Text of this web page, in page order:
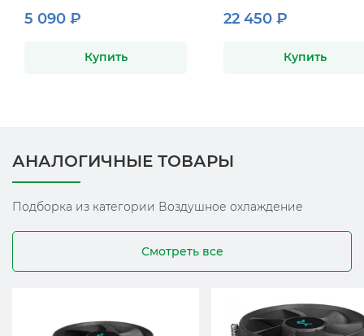
5 090 ₽
Купить
22 450 ₽
Купить
АНАЛОГИЧНЫЕ ТОВАРЫ
Подборка из категории Воздушное охлаждение
Смотреть все